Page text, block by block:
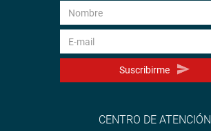
Suscribirme
CENTRO DE ATENCIÓN